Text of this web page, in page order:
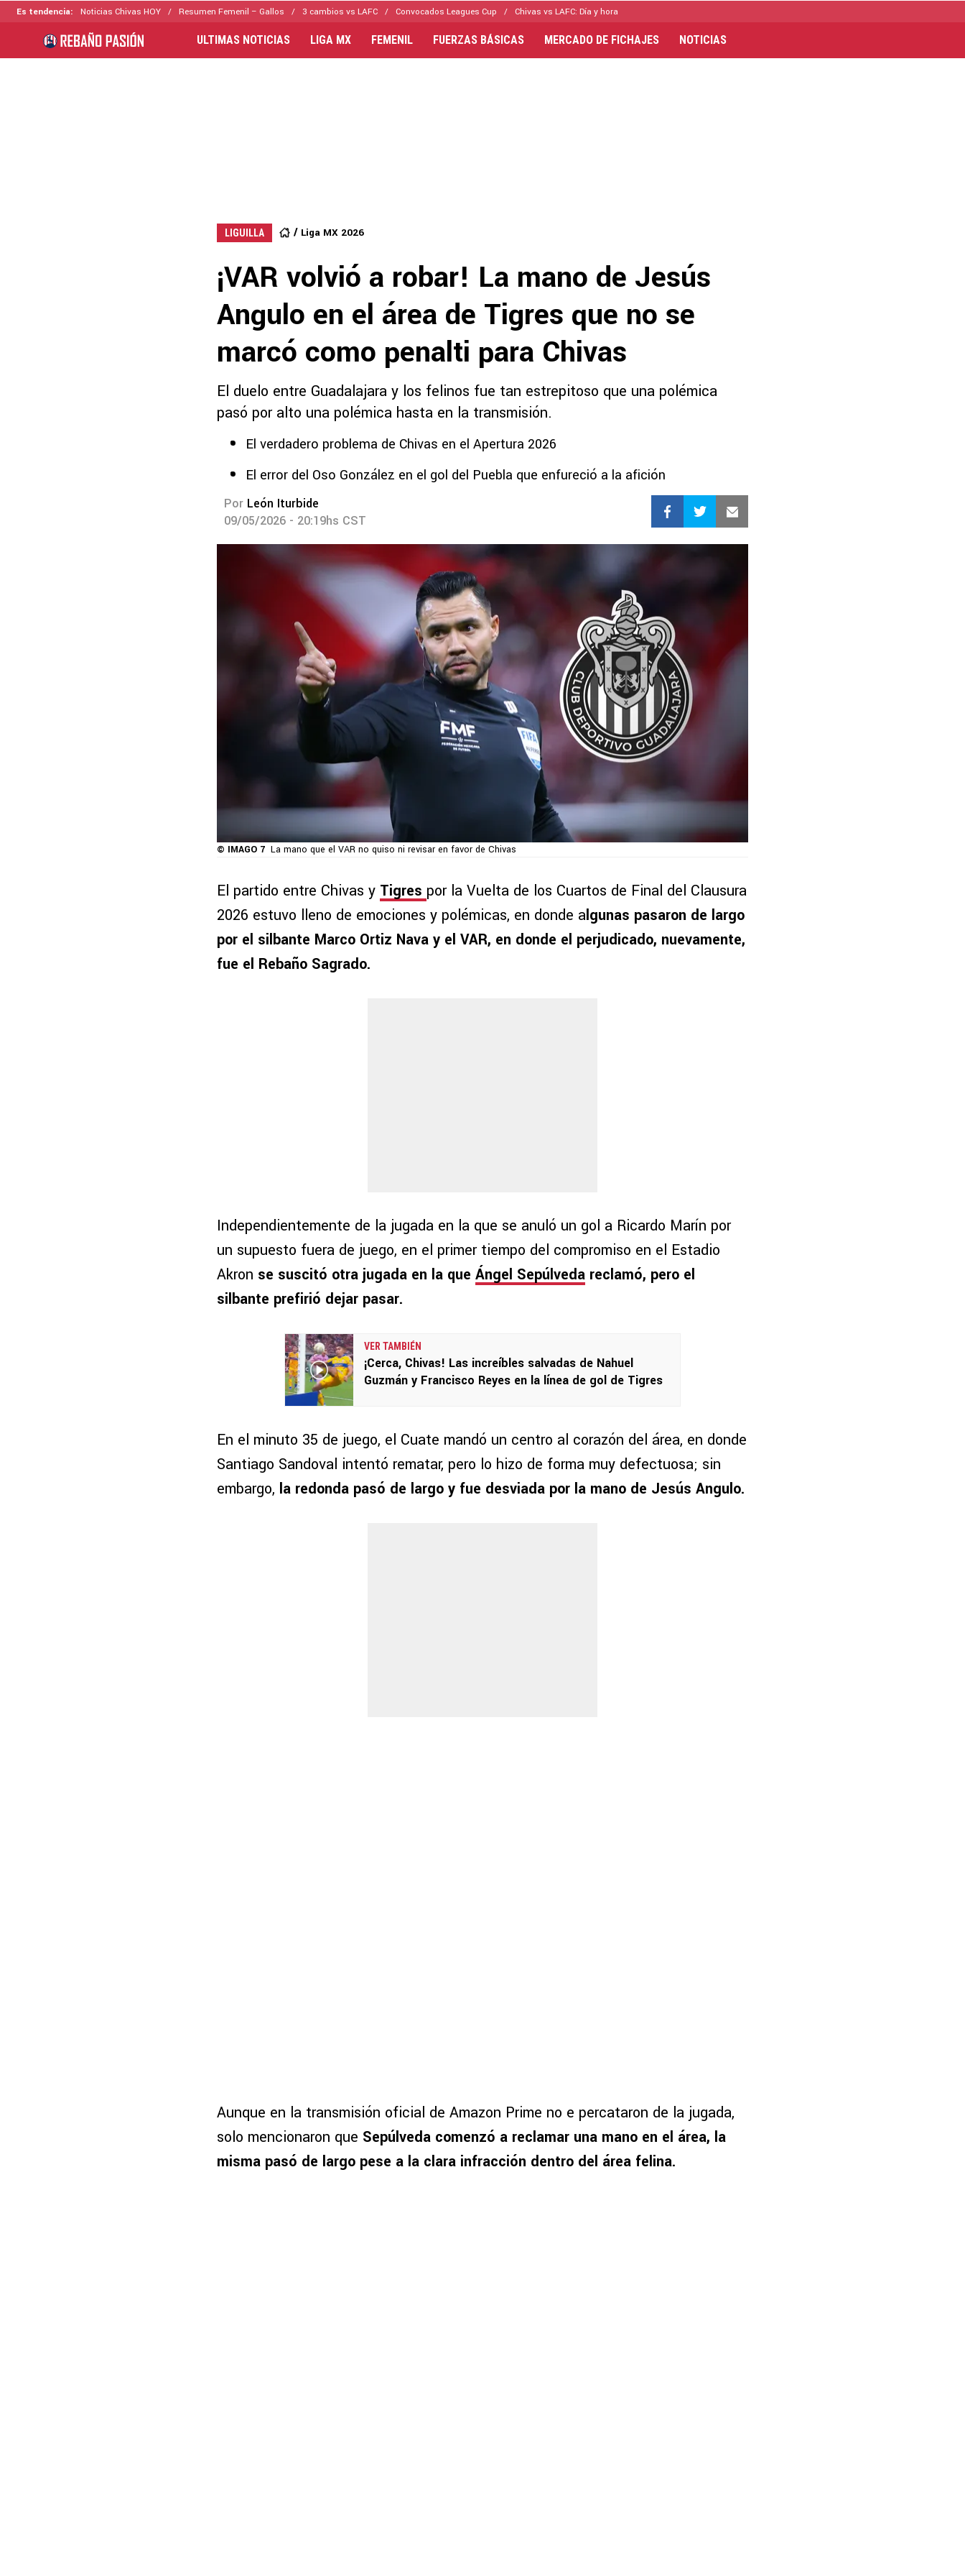
Es tendencia: Noticias Chivas HOY Resumen Femenil – Gallos 3 cambios vs LAFC Convocados Leagues Cup Chivas vs LAFC: Día y hora
ULTIMAS NOTICIAS LIGA MX FEMENIL FUERZAS BÁSICAS MERCADO DE FICHAJES NOTICIAS
LIGUILLA Liga MX 2026
¡VAR volvió a robar! La mano de Jesús
Angulo en el área de Tigres que no se
marcó como penalti para Chivas
El duelo entre Guadalajara y los felinos fue tan estrepitoso que una polémica
pasó por alto una polémica hasta en la transmisión.
El verdadero problema de Chivas en el Apertura 2026
El error del Oso González en el gol del Puebla que enfureció a la afición
Por León Iturbide
09/05/2026 - 20:19hs CST
© IMAGO 7 La mano que el VAR no quiso ni revisar en favor de Chivas
El partido entre Chivas y Tigres por la Vuelta de los Cuartos de Final del Clausura
2026 estuvo lleno de emociones y polémicas, en donde algunas pasaron de largo
por el silbante Marco Ortiz Nava y el VAR, en donde el perjudicado, nuevamente,
fue el Rebaño Sagrado.
Independientemente de la jugada en la que se anuló un gol a Ricardo Marín por
un supuesto fuera de juego, en el primer tiempo del compromiso en el Estadio
Akron se suscitó otra jugada en la que Ángel Sepúlveda reclamó, pero el
silbante prefirió dejar pasar.
VER TAMBIÉN
¡Cerca, Chivas! Las increíbles salvadas de Nahuel
Guzmán y Francisco Reyes en la línea de gol de Tigres
En el minuto 35 de juego, el Cuate mandó un centro al corazón del área, en donde
Santiago Sandoval intentó rematar, pero lo hizo de forma muy defectuosa; sin
embargo, la redonda pasó de largo y fue desviada por la mano de Jesús Angulo.
Aunque en la transmisión oficial de Amazon Prime no e percataron de la jugada,
solo mencionaron que Sepúlveda comenzó a reclamar una mano en el área, la
misma pasó de largo pese a la clara infracción dentro del área felina.